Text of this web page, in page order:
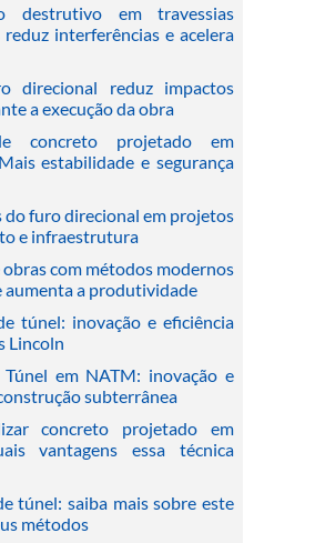
destrutivo em travessias
interferências e acelera
direcional reduz impactos
a execução da obra
concreto projetado em
estabilidade e segurança
do furo direcional em projetos
e infraestrutura
obras com métodos modernos
aumenta a produtividade
túnel: inovação e eficiência
Lincoln
em NATM: inovação e
subterrânea
concreto projetado em
vantagens essa técnica
túnel: saiba mais sobre este
métodos